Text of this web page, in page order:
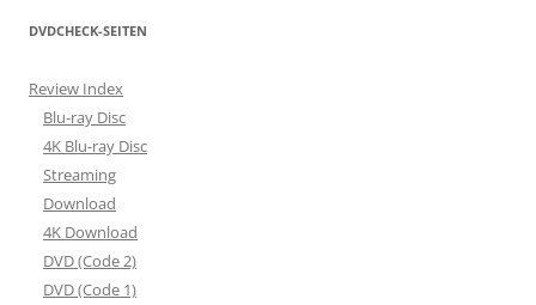
DVDCHECK-SEITEN
Review Index
Blu-ray Disc
4K Blu-ray Disc
Streaming
Download
4K Download
DVD (Code 2)
DVD (Code 1)